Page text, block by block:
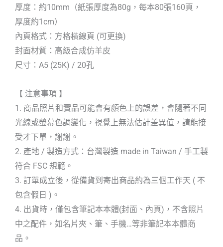
厚度：約10mm（紙張厚度為80g，每本80張160頁，
厚度約1cm）
內頁格式：方格橫線頁 (可更換)
封面材質：高級合成仿羊皮
尺寸：A5 (25K) / 20孔
【 注意事項 】
1. 商品照片和實品可能會有顏色上的誤差，會隨著不同
光線或螢幕色調變化，視覺上無法估計差異值，請能接
受才下單，謝謝。
2. 產地 / 製造方式：台灣製造 made in Taiwan / 手工製
符合 FSC 規範。
3. 訂單成立後，從備貨到寄出商品約為三個工作天 ( 不
包含假日 )。
4. 出貨時，僅包含筆記本本體(封面、內頁)，不含照片
中之配件，如名片夾、筆、手機…等非筆記本本體商
品。